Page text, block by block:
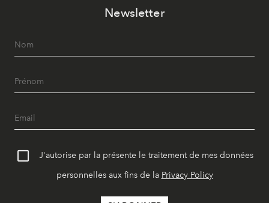
Newsletter
J'autorise par la présente le traitement de mes données
personnelles aux fins de la Privacy Policy